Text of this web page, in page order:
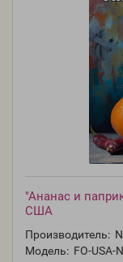
"Ананас и
США
Производитель:
Модель: FO-USA-